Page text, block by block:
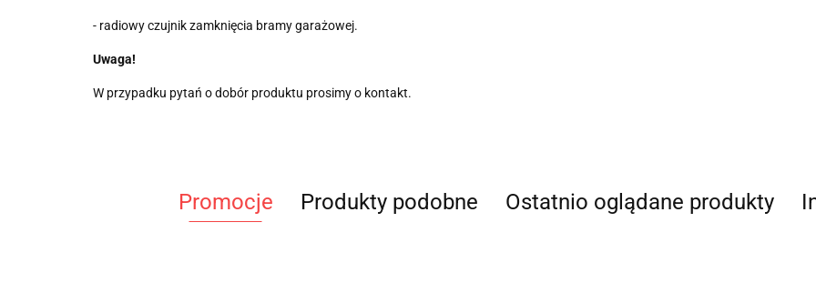
- radiowy czujnik zamknięcia bramy garażowej.
Uwaga!
W przypadku pytań o dobór produktu prosimy o kontakt.
Promocje Produkty podobne Ostatnio oglądane produkty